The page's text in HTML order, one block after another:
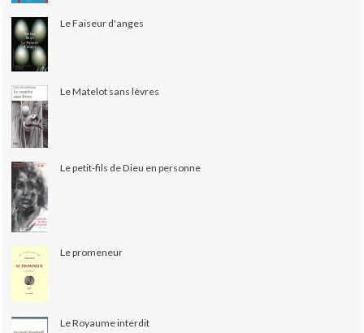
Le Faiseur d'anges
Le Matelot sans lèvres
Le petit-fils de Dieu en personne
Le promeneur
Le Royaume interdit